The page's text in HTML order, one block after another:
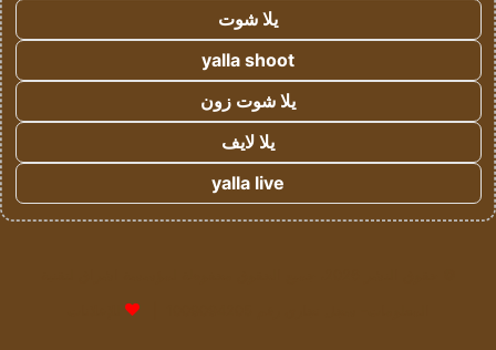
يلا شوت
yalla shoot
يلا شوت زون
يلا لايف
yalla live